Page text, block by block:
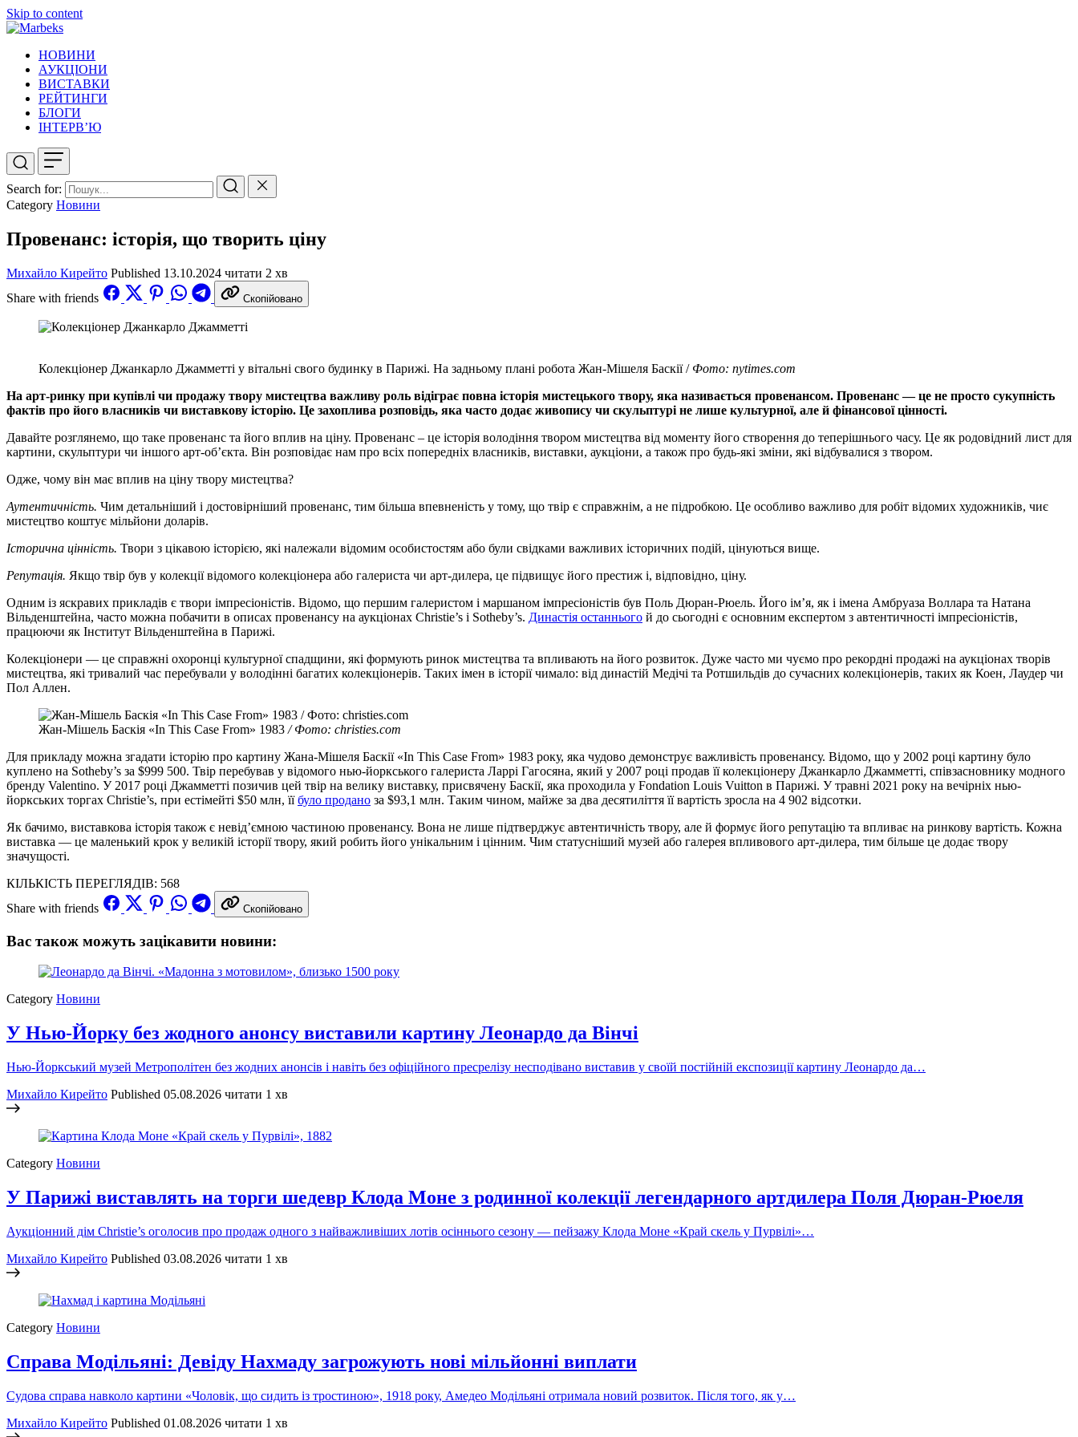
Skip to content
НОВИНИ
АУКЦІОНИ
ВИСТАВКИ
РЕЙТИНГИ
БЛОГИ
ІНТЕРВ’Ю
Search for:
Category Новини
Провенанс: історія, що творить ціну
Михайло Кирейто Published 13.10.2024 читати 2 хв
Share with friends
Скопійовано
Колекціонер Джанкарло Джамметті у вітальні свого будинку в Парижі. На задньому плані робота Жан-Мішеля Баскії / Фото: nytimes.com
На арт-ринку при купівлі чи продажу твору мистецтва важливу роль відіграє повна історія мистецького твору, яка називається провенансом. Провенанс — це не просто сукупність
фактів про його власників чи виставкову історію. Це захоплива розповідь, яка часто додає живопису чи скульптурі не лише культурної, але й фінансової цінності.
Давайте розглянемо, що таке провенанс та його вплив на ціну. Провенанс – це історія володіння твором мистецтва від моменту його створення до теперішнього часу. Це як родовідний лист для
картини, скульптури чи іншого арт-об’єкта. Він розповідає нам про всіх попередніх власників, виставки, аукціони, а також про будь-які зміни, які відбувалися з твором.
Одже, чому він має вплив на ціну твору мистецтва?
Аутентичність. Чим детальніший і достовірніший провенанс, тим більша впевненість у тому, що твір є справжнім, а не підробкою. Це особливо важливо для робіт відомих художників, чиє
мистецтво коштує мільйони доларів.
Історична цінність. Твори з цікавою історією, які належали відомим особистостям або були свідками важливих історичних подій, цінуються вище.
Репутація. Якщо твір був у колекції відомого колекціонера або галериста чи арт-дилера, це підвищує його престиж і, відповідно, ціну.
Одним із яскравих прикладів є твори імпресіоністів. Відомо, що першим галеристом і маршаном імпресіоністів був Поль Дюран-Рюель. Його ім’я, як і імена Амбруаза Воллара та Натана
Вільденштейна, часто можна побачити в описах провенансу на аукціонах Christie’s і Sotheby’s. Династія останнього й до сьогодні є основним експертом з автентичності імпресіоністів,
працюючи як Інститут Вільденштейна в Парижі.
Колекціонери — це справжні охоронці культурної спадщини, які формують ринок мистецтва та впливають на його розвиток. Дуже часто ми чуємо про рекордні продажі на аукціонах творів
мистецтва, які тривалий час перебували у володінні багатих колекціонерів. Таких імен в історії чимало: від династій Медічі та Ротшильдів до сучасних колекціонерів, таких як Коен, Лаудер чи
Пол Аллен.
Жан-Мішель Баскія «In This Case From» 1983 / Фото: christies.com
Для прикладу можна згадати історію про картину Жана-Мішеля Баскії «In This Case From» 1983 року, яка чудово демонструє важливість провенансу. Відомо, що у 2002 році картину було
куплено на Sotheby’s за $999 500. Твір перебував у відомого нью-йоркського галериста Ларрі Гагосяна, який у 2007 році продав її колекціонеру Джанкарло Джамметті, співзасновнику модного
бренду Valentino. У 2017 році Джамметті позичив цей твір на велику виставку, присвячену Баскії, яка проходила у Fondation Louis Vuitton в Парижі. У травні 2021 року на вечірніх нью-
йоркських торгах Christie’s, при естімейті $50 млн, їїбуло продано за $93,1 млн. Таким чином, майже за два десятиліття її вартість зросла на 4 902 відсотки.
Як бачимо, виставкова історія також є невід’ємною частиною провенансу. Вона не лише підтверджує автентичність твору, але й формує його репутацію та впливає на ринкову вартість. Кожна
виставка — це маленький крок у великій історії твору, який робить його унікальним і цінним. Чим статусніший музей або галерея впливового арт-дилера, тим більше це додає твору
значущості.
КІЛЬКІСТЬ ПЕРЕГЛЯДІВ: 568
Share with friends
Скопійовано
Вас також можуть зацікавити новини:
Category Новини
У Нью-Йорку без жодного анонсу виставили картину Леонардо да Вінчі
Нью-Йоркський музей Метрополітен без жодних анонсів і навіть без офіційного пресрелізу несподівано виставив у своїй постійній експозиції картину Леонардо да…
Михайло Кирейто Published 05.08.2026 читати 1 хв
Category Новини
У Парижі виставлять на торги шедевр Клода Моне з родинної колекції легендарного артдилера Поля Дюран-Рюеля
Аукціонний дім Christie’s оголосив про продаж одного з найважливіших лотів осіннього сезону — пейзажу Клода Моне «Край скель у Пурвілі»…
Михайло Кирейто Published 03.08.2026 читати 1 хв
Category Новини
Справа Модільяні: Девіду Нахмаду загрожують нові мільйонні виплати
Судова справа навколо картини «Чоловік, що сидить із тростиною», 1918 року, Амедео Модільяні отримала новий розвиток. Після того, як у…
Михайло Кирейто Published 01.08.2026 читати 1 хв